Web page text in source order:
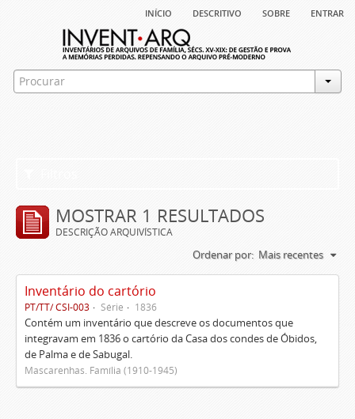
início descritivo sobre entrar
MOSTRAR 1 RESULTADOS
DESCRIÇÃO ARQUIVÍSTICA
Ordenar por: Mais recentes
Inventário do cartório
PT/TT/ CSI-003 Série 1836
Contém um inventário que descreve os documentos que
integravam em 1836 o cartório da Casa dos condes de Óbidos,
de Palma e de Sabugal.
Mascarenhas. Família (1910-1945)